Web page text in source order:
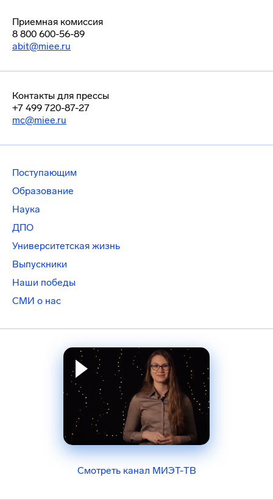
Приемная комиссия
8 800 600-56-89
abit@miee.ru
Контакты для прессы
+7 499 720-87-27
mc@miee.ru
Поступающим
Образование
Наука
ДПО
Университетская жизнь
Выпускники
Наши победы
СМИ о нас
Смотреть канал МИЭТ-ТВ